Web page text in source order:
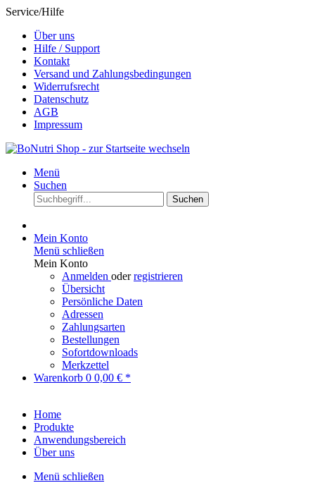
Service/Hilfe
Über uns
Hilfe / Support
Kontakt
Versand und Zahlungsbedingungen
Widerrufsrecht
Datenschutz
AGB
Impressum
Menü
Suchen
Suchen
Mein Konto
Menü schließen
Mein Konto
Anmelden oderregistrieren
Übersicht
Persönliche Daten
Adressen
Zahlungsarten
Bestellungen
Sofortdownloads
Merkzettel
Warenkorb 0 0,00 € *
Home
Produkte
Anwendungsbereich
Über uns
Menü schließen